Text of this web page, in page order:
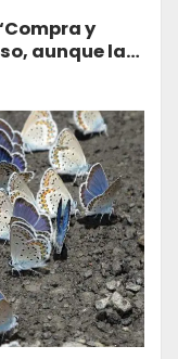
y
aunque la